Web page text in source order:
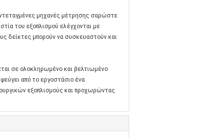
μηχανές μέτρησης σαρώστε
του εξοπλισμού ελέγχονται με
δείκτες μπορούν να συσκευαστούν και
σε ολοκληρωμένο και βελτιωμένο
από το εργοστάσιο ένα
εξοπλισμούς και προχωρώντας